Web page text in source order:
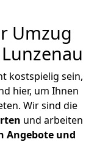
Umzug
kostspielig sein,
hier, um Ihnen
Wir sind die
und arbeiten
Angebote und